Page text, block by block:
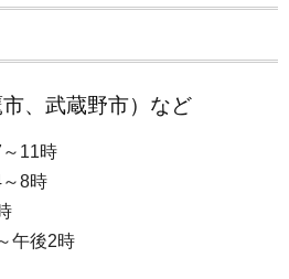
、武蔵野市）など
～11時
～8時
午後2時